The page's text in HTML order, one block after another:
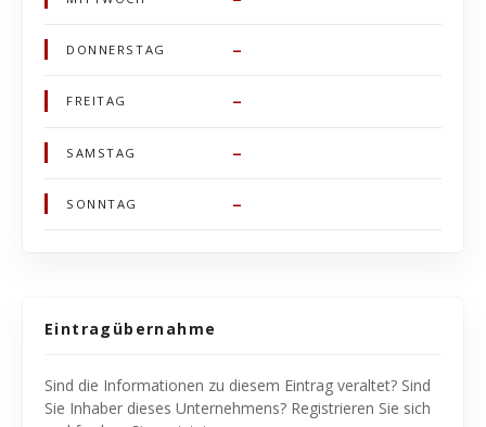
DONNERSTAG –
FREITAG –
SAMSTAG –
SONNTAG –
Eintragübernahme
Sind die Informationen zu diesem Eintrag veraltet? Sind
Sie Inhaber dieses Unternehmens? Registrieren Sie sich